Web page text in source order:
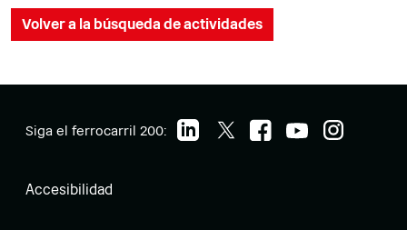
Volver a la búsqueda de actividades
Siga el ferrocarril 200:
Accesibilidad